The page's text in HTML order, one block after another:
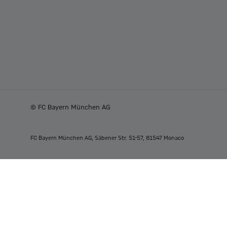
© FC Bayern München AG
FC Bayern München AG, Säbener Str. 51-57, 81547 Monaco